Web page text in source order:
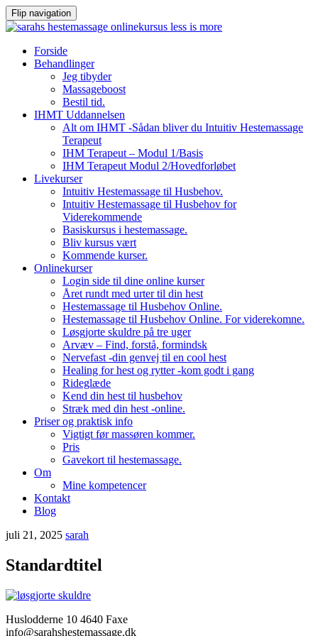
Flip navigation
VidereForside
Behandlinger
Jeg tibyder
Massageboost
Bestil tid.
IHMT Uddannelsen
Alt om IHMT -Sådan bliver du Intuitiv Hestemassage
Terapeut
IHM Terapeut – Modul 1/Basis
IHM Terapeut Modul 2/Hovedforløbet
Livekurser
Intuitiv Hestemassage til Husbehov.
Intuitiv Hestemassage til Husbehov for
Viderekommende
Basiskursus i hestemassage.
Bliv kursus vært
Kommende kurser.
Onlinekurser
Login side til dine online kurser
Året rundt med urter til din hest
Hestemassage til Husbehov Online.
Hestemassage til Husbehov Online. For viderekomne.
Løsgjorte skuldre på tre uger
Arvæv – Find, forstå, formindsk
Nervefast -din genvej til en cool hest
Healing for hest og rytter -kom godt i gang
Rideglæde
Kend din hest til husbehov
Stræk med din hest -online.
Priser og praktisk info
Vigtigt før massøren kommer.
Pris
Gavekort til hestemassage.
Om
Mine kompetencer
Kontakt
Blog
juli 21, 2025 sarah
Standardtitel
Huslodderne 10 4640 Faxe
info@sarahshestemassage.dk